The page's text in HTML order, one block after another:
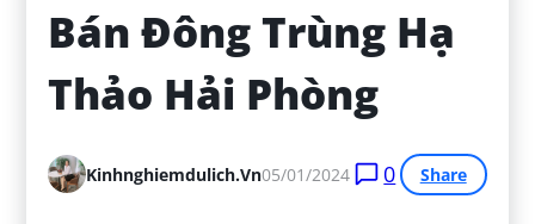
Bán Đông Trùng Hạ
Thảo Hải Phòng
Kinhnghiemdulich.vn05/01/2024 0 Share